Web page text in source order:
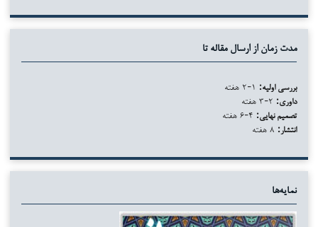
مدت زمان از ارسال مقاله تا
بررسی اولیه:
داوری:
تصمیم نهایی:
انتشار:
نمایه‌ها